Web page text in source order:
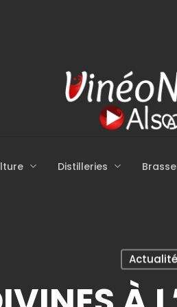
Distilleries
Actualité